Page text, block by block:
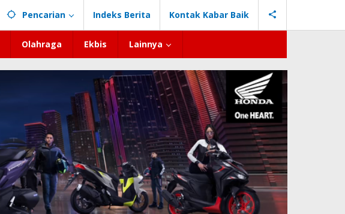
Pencarian Indeks Berita Kontak Kabar Baik
Olahraga Ekbis Lainnya